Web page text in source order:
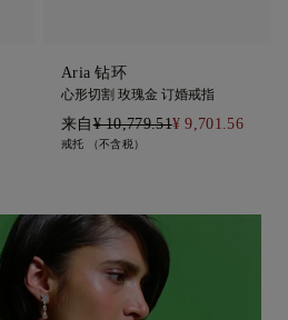
Aria 钻环
心形切割 玫瑰金 订婚戒指
来自¥ 10,779.51¥ 9,701.56
戒托 （不含税）